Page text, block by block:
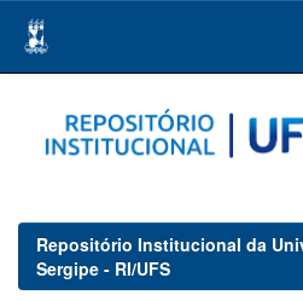
navigation
Repositório Institucional da
Sergipe - RI/UFS